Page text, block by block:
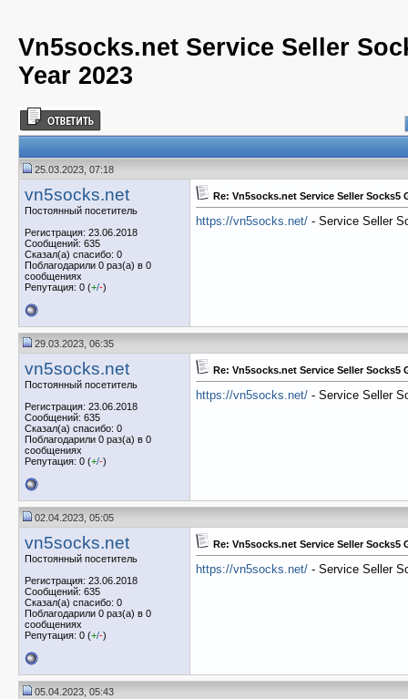
Vn5socks.net Service Seller
Year 2023
25.03.2023, 07:18
vn5socks.net
Постоянный посетитель
Регистрация: 23.06.2018
Сообщений: 635
Сказал(а) спасибо: 0
Поблагодарили 0 раз(а) в 0
сообщениях
Репутация: 0 (+/-)
Re: Vn5socks.net Service Seller Socks5
https://vn5socks.net/ - Service Seller
29.03.2023, 06:35
vn5socks.net
Постоянный посетитель
Регистрация: 23.06.2018
Сообщений: 635
Сказал(а) спасибо: 0
Поблагодарили 0 раз(а) в 0
сообщениях
Репутация: 0 (+/-)
Re: Vn5socks.net Service Seller Socks5
https://vn5socks.net/ - Service Seller
02.04.2023, 05:05
vn5socks.net
Постоянный посетитель
Регистрация: 23.06.2018
Сообщений: 635
Сказал(а) спасибо: 0
Поблагодарили 0 раз(а) в 0
сообщениях
Репутация: 0 (+/-)
Re: Vn5socks.net Service Seller Socks5
https://vn5socks.net/ - Service Seller
05.04.2023, 05:43